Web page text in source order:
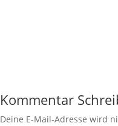
Kommentar
Deine E-Mail-Adresse wird